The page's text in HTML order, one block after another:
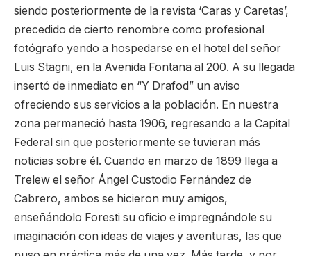
siendo posteriormente de la revista ‘Caras y Caretas’,
precedido de cierto renombre como profesional
fotógrafo yendo a hospedarse en el hotel del señor
Luis Stagni, en la Avenida Fontana al 200. A su llegada
insertó de inmediato en “Y Drafod” un aviso
ofreciendo sus servicios a la población. En nuestra
zona permaneció hasta 1906, regresando a la Capital
Federal sin que posteriormente se tuvieran más
noticias sobre él. Cuando en marzo de 1899 llega a
Trelew el señor Ángel Custodio Fernández de
Cabrero, ambos se hicieron muy amigos,
enseñándolo Foresti su oficio e impregnándole su
imaginación con ideas de viajes y aventuras, las que